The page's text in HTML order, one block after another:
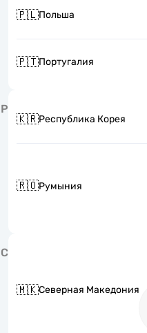
🇵🇱Польша
🇵🇹Португалия
Р
🇰🇷Республика Корея
🇷🇴Румыния
С
🇲🇰Северная Македония